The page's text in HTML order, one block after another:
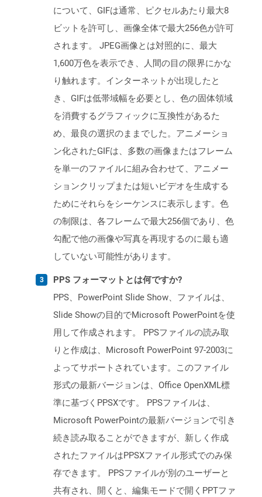
について、GIFは通常、ピクセルあたり最大8
ビットを許可し、画像全体で最大256色が許可
されます。 JPEG画像とは対照的に、最大
1,600万色を表示でき、人間の目の限界にかな
り触れます。インターネットが出現したと
き、GIFは低帯域幅を必要とし、色の固体領域
を消費するグラフィックに互換性があるた
め、最良の選択のままでした。アニメーショ
ン化されたGIFは、多数の画像またはフレーム
を単一のファイルに組み合わせて、アニメー
ションクリップまたは短いビデオを生成する
ためにそれらをシーケンスに表示します。色
の制限は、各フレームで最大256個であり、色
勾配で他の画像や写真を再現するのに最も適
していない可能性があります。
PPS フォーマットとは何ですか?
PPS、PowerPoint Slide Show、ファイルは、
Slide Showの目的でMicrosoft PowerPointを使
用して作成されます。 PPSファイルの読み取
りと作成は、Microsoft PowerPoint 97-2003に
よってサポートされています。このファイル
形式の最新バージョンは、Office OpenXML標
準に基づくPPSXです。 PPSファイルは、
Microsoft PowerPointの最新バージョンで引き
続き読み取ることができますが、新しく作成
されたファイルはPPSXファイル形式でのみ保
存できます。 PPSファイルが別のユーザーと
共有され、開くと、編集モードで開くPPTファ